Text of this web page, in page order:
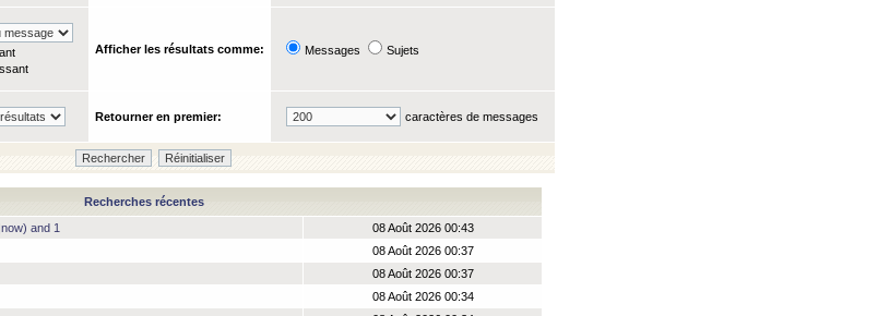
Afficher les résultats comme: Messages Sujets
Retourner en premier: caractères de messages
Recherches récentes
and 1
08 Août 2026 00:43
08 Août 2026 00:37
08 Août 2026 00:37
08 Août 2026 00:34